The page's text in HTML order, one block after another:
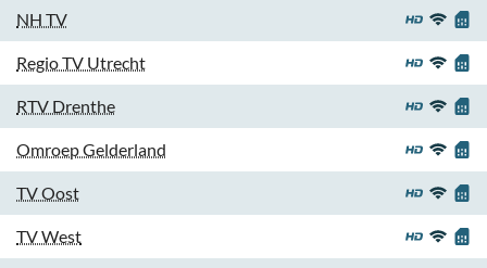
NH TV
Regio TV Utrecht
RTV Drenthe
Omroep Gelderland
TV Oost
TV West